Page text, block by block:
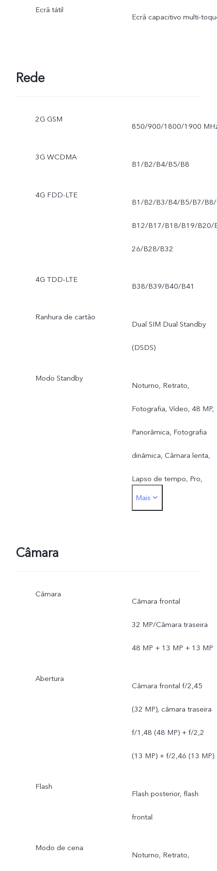
Ecrã tátil
Ecrã capacitivo multi-
Rede
2G GSM
850/900/1800/1900
3G WCDMA
B1/B2/B4/B5/B8
4G FDD-LTE
B1/B2/B3/B4/B5/B7/B8/
B12/B17/B18/B19/B20/
26/B28/B32
4G TDD-LTE
B38/B39/B40/B41
Ranhura de cartão
Dual SIM Dual Standby
(DSDS)
Modo Standby
Noturno, Retrato,
Fotografia, Vídeo, 48 MP,
Panorâmica, Fotografia
dinâmica, Câmara lenta,
Lapso de tempo, Pro,
Autocolantes RA, Súper
Mais
Câmara
Câmara
Câmara frontal
32 MP/Câmara traseira
48 MP + 13 MP + 13 MP
Abertura
Câmara frontal f/2,45
(32 MP), câmara traseira
f/1,48 (48 MP) + f/2,2
(13 MP) + f/2,46 (13 MP)
Flash
Flash posterior, flash
frontal
Modo de cena
Noturno, Retrato,